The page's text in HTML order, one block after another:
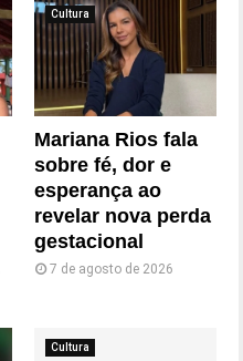
Cultura
Mariana Rios fala
sobre fé, dor e
esperança ao
revelar nova perda
gestacional
7 de agosto de 2026
Cultura